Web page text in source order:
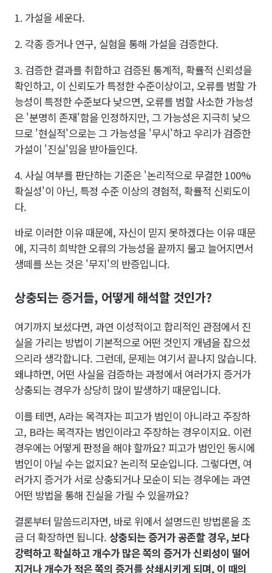
1. 가설을 세운다.
2. 각종 증거나 연구, 실험을 통해 가설을 검증한다.
3. 검증한 결과를 취합하고 검증된 통계적, 확률적 신뢰성을
확인하고, 이 신뢰도가 특정한 수준이상이고, 오류를 범할 가
능성이 특정한 수준보다 낮으면, 오류를 범할 사소한 가능성
은 '분명히 존재'함을 인정하지만, 그 가능성은 지극히 낮으
므로 '현실적'으로는 그 가능성을 '무시'하고 우리가 검증한
가설이 '진실'임을 받아들인다.
4. 사실 여부를 판단하는 기준은 '논리적으로 무결한 100%
확실성'이 아닌, 특정 수준 이상의 경험적, 확률적 신뢰도이
다.
바로 이러한 이유 때문에, 자신이 믿지 못하겠다는 이유 때문
에, 지극히 희박한 오류의 가능성을 끝까지 물고 늘어지면서
생떼를 쓰는 것은 '무지'의 반증입니다.
상충되는 증거들, 어떻게 해석할 것인가?
여기까지 보셨다면, 과연 이성적이고 합리적인 관점에서 진
실을 가리는 방법이 기본적으로 어떤 것인지 개념을 잡으셨
으리라 생각합니다. 그런데, 문제는 여기서 끝나지 않습니다.
왜냐하면, 어떤 사실을 검증하는 과정에서 여러가지 증거가
상충되는 경우가 상당히 많이 발생하기 때문입니다.
이를 테면, A라는 목격자는 피고가 범인이 아니라고 주장하
고, B라는 목격자는 범인이라고 주장하는 경우이지요. 이런
경우에는 어떻게 판정을 해야 할까요? 피고가 범인인 동시에
범인이 아닐 수는 없지요? 논리적 모순입니다. 그렇다면, 여
러가지 증거가 서로 상충되거나 모순이 되는 경우에는 과연
어떤 방법을 통해 진실을 가릴 수 있을까요?
결론부터 말씀드리자면, 바로 위에서 설명드린 방법론을 조
금 더 확장하면 됩니다. 상충되는 증거가 공존할 경우, 보다
강력하고 확실하고 개수가 많은 쪽의 증거가 신뢰성이 떨어
지거나 개수가 적은 쪽의 증거를 상쇄시키게 되며, 이 때의